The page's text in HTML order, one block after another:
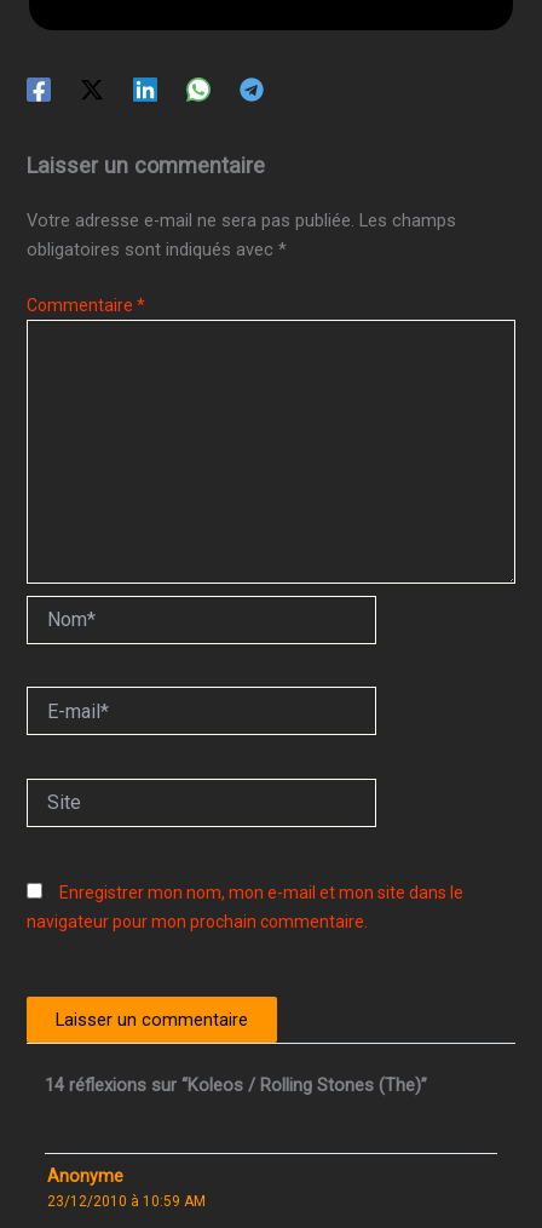
Laisser un commentaire
Votre adresse e-mail ne sera pas publiée. Les champs
obligatoires sont indiqués avec*
Commentaire*
mail*
Enregistrer mon nom, mon e-mail et mon site dans le
navigateur pour mon prochain commentaire.
14 réflexions sur “Koleos / Rolling Stones (The)”
Anonyme
23/12/2010 à 10:59 AM